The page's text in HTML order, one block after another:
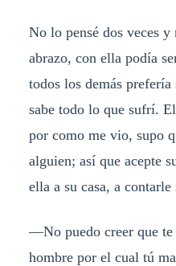
No lo pensé dos veces
abrazo, con ella podía
todos los demás
sabe todo lo que sufrí.
por como me vio, supo
alguien; así que acepte
ella a su casa, a
—No puedo creer que
hombre por el cual tú